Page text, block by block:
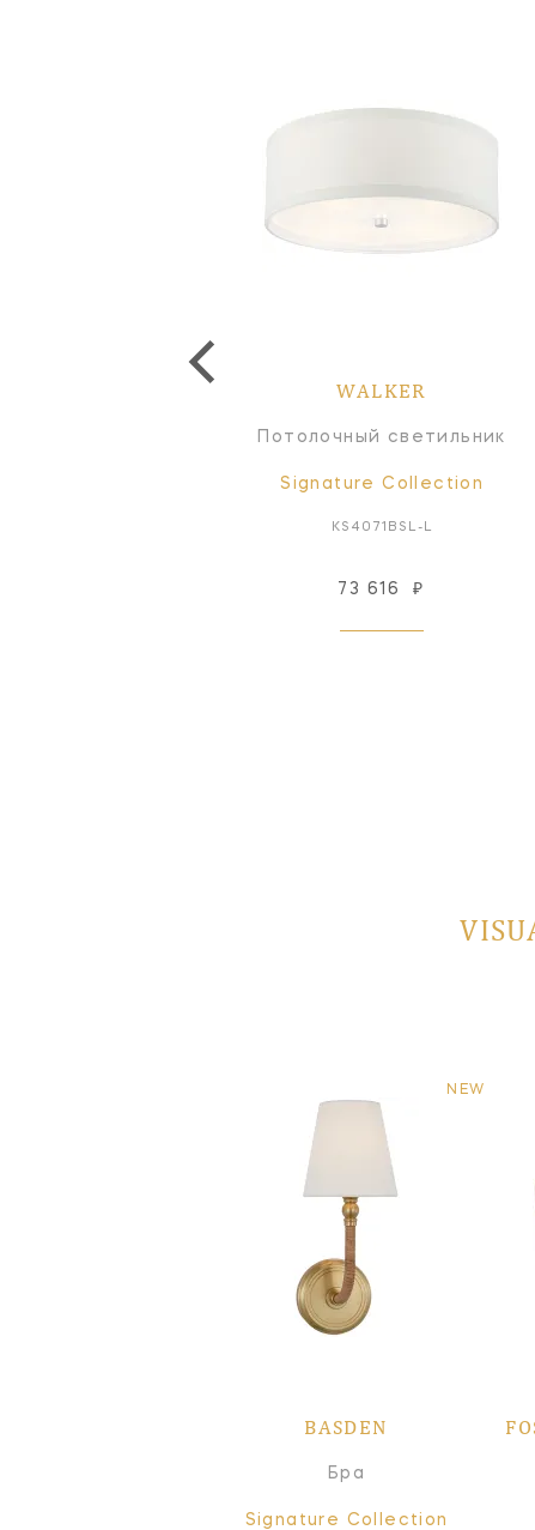
WALKER
Потолочный светильник
Signature Collection
KS4071BSL-L
73 616 ₽
NEW
BASDEN
Бра
Signature Collection